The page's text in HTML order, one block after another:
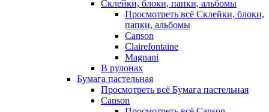
Склейки, блоки, папки, альбомы
Просмотреть всё Склейки, блоки,
папки, альбомы
Canson
Clairefontaine
Magnani
В рулонах
Бумага пастельная
Просмотреть всё Бумага пастельная
Canson